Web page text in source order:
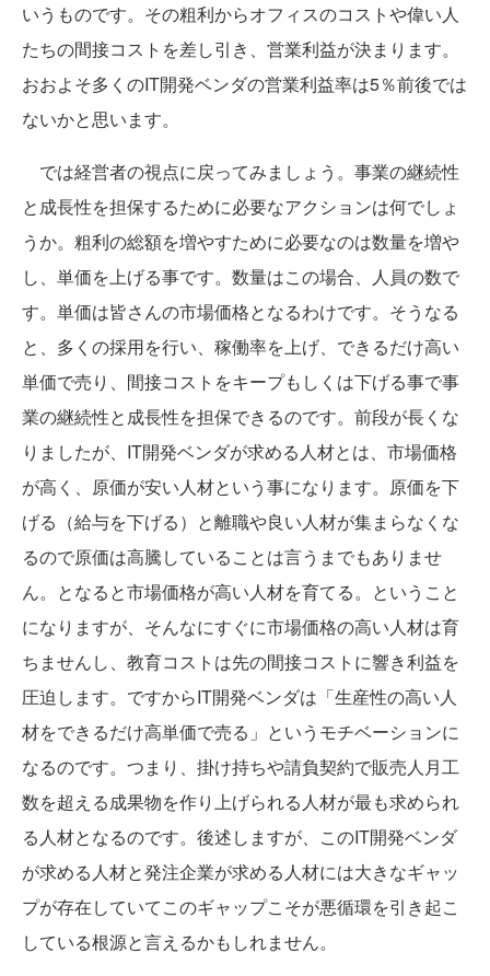
いうものです。その粗利からオフィスのコストや偉い人
たちの間接コストを差し引き、営業利益が決まります。
おおよそ多くのIT開発ベンダの営業利益率は5％前後では
ないかと思います。
では経営者の視点に戻ってみましょう。事業の継続性
と成長性を担保するために必要なアクションは何でしょ
うか。粗利の総額を増やすために必要なのは数量を増や
し、単価を上げる事です。数量はこの場合、人員の数で
す。単価は皆さんの市場価格となるわけです。そうなる
と、多くの採用を行い、稼働率を上げ、できるだけ高い
単価で売り、間接コストをキープもしくは下げる事で事
業の継続性と成長性を担保できるのです。前段が長くな
りましたが、IT開発ベンダが求める人材とは、市場価格
が高く、原価が安い人材という事になります。原価を下
げる（給与を下げる）と離職や良い人材が集まらなくな
るので原価は高騰していることは言うまでもありませ
ん。となると市場価格が高い人材を育てる。ということ
になりますが、そんなにすぐに市場価格の高い人材は育
ちませんし、教育コストは先の間接コストに響き利益を
圧迫します。ですからIT開発ベンダは「生産性の高い人
材をできるだけ高単価で売る」というモチベーションに
なるのです。つまり、掛け持ちや請負契約で販売人月工
数を超える成果物を作り上げられる人材が最も求められ
る人材となるのです。後述しますが、このIT開発ベンダ
が求める人材と発注企業が求める人材には大きなギャッ
プが存在していてこのギャップこそが悪循環を引き起こ
している根源と言えるかもしれません。